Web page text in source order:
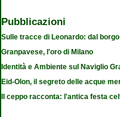
Pubblicazioni
Sulle tracce di Leonardo: dal
Granpavese, l'oro di Milano
Identità e Ambiente sul Naviglio
Eid-Olon, il segreto delle acque
Il ceppo racconta: l'antica festa